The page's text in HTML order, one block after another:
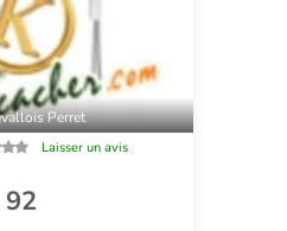
Perret
Laisser un avis